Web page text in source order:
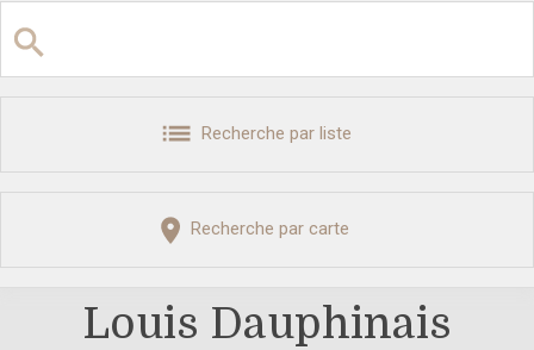
Recherche par liste
Recherche par carte
Louis Dauphinais